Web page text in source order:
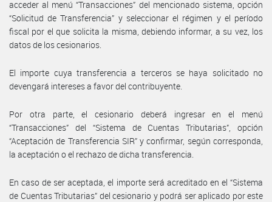
acceder al menú “Transacciones” del mencionado sistema, opción
“Solicitud de Transferencia” y seleccionar el régimen y el período
fiscal por el que solicita la misma, debiendo informar, a su vez, los
datos de los cesionarios.
El importe cuya transferencia a terceros se haya solicitado no
devengará intereses a favor del contribuyente.
Por otra parte, el cesionario deberá ingresar en el menú
“Transacciones” del “Sistema de Cuentas Tributarias”, opción
“Aceptación de Transferencia SIR” y confirmar, según corresponda,
la aceptación o el rechazo de dicha transferencia.
En caso de ser aceptada, el importe será acreditado en el “Sistema
de Cuentas Tributarias” del cesionario y podrá ser aplicado por este